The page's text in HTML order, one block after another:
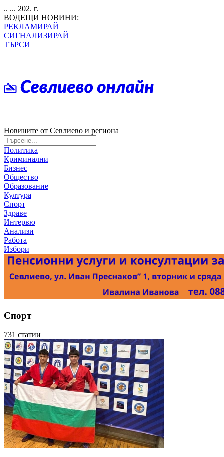
.. ... 202. г.
ВОДЕЩИ НОВИНИ:
РЕКЛАМИРАЙ
СИГНАЛИЗИРАЙ
ТЪРСИ
Новините от Севлиево и региона
Политика
Криминални
Бизнес
Общество
Образование
Култура
Спорт
Здраве
Интервю
Анализи
Работа
Избори
Спорт
731 статии